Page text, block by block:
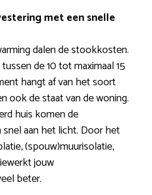
met een snelle
dalen de stookkosten.
de 10 tot maximaal 15
hangt af van het soort
ook de staat van de woning.
huis komen de
aan het licht. Door het
(spouw)muurisolatie,
jouw
beter.